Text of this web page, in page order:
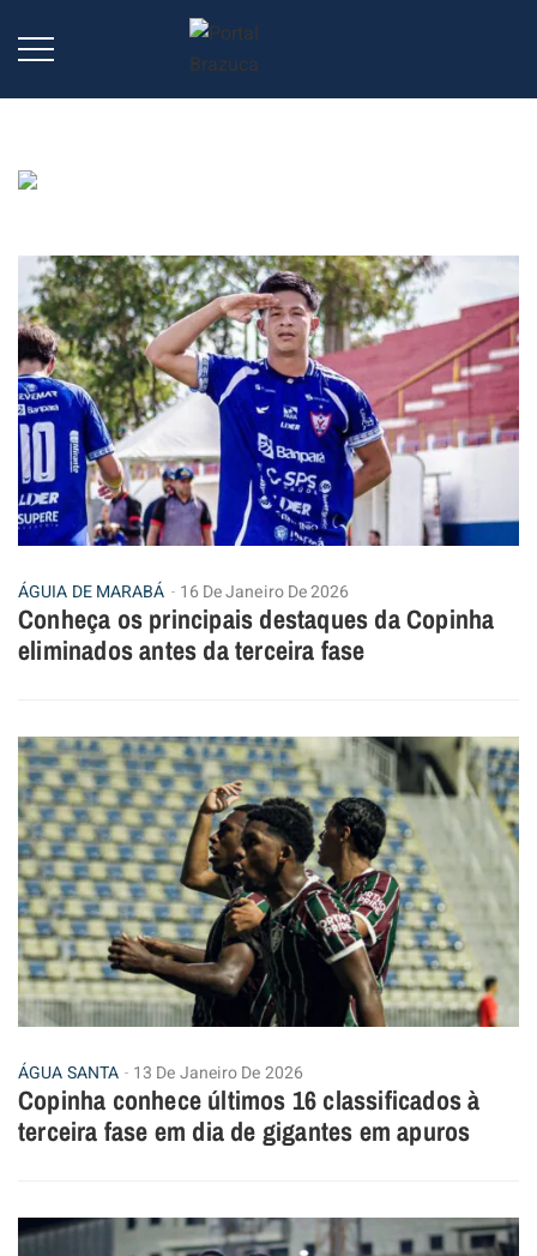
ÁGUIA DE MARABÁ 16 De Janeiro De 2026
Conheça os principais destaques da Copinha
eliminados antes da terceira fase
ÁGUA SANTA 13 De Janeiro De 2026
Copinha conhece últimos 16 classificados à
terceira fase em dia de gigantes em apuros